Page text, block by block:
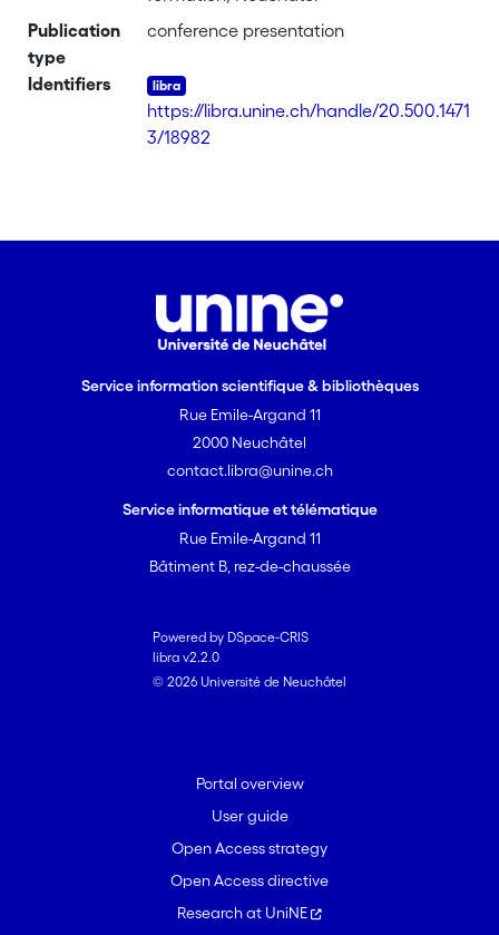
Publication
type
conference presentation
Identifiers
https://libra.unine.ch/handle/20.500.1471
3/18982
Service information scientifique & bibliothèques
Rue Emile-Argand 11
2000 Neuchâtel
contact.libra@unine.ch
Service informatique et télématique
Rue Emile-Argand 11
Bâtiment B, rez-de-chaussée
Powered by DSpace-CRIS
libra v2.2.0
© 2026 Université de Neuchâtel
Portal overview
User guide
Open Access strategy
Open Access directive
Research at UniNE